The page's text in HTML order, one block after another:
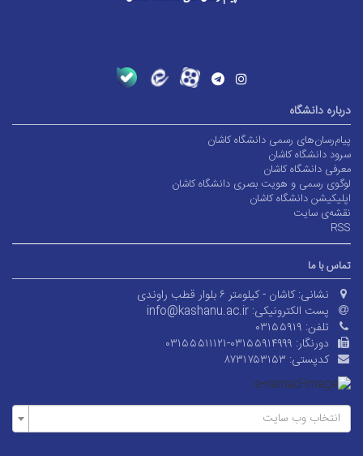
درباره دانشگاه
پیام‌رسان‌های رسمی دانشگاه کاشان
سرود دانشگاه کاشان
معرفی دانشگاه کاشان
لوگوی رسمی و هویت بصری دانشگاه کاشان
اپلیکیشن دانشگاه کاشان
نقشه‌ی سایت
RSS
تماس با ما
نشانی: کاشان - کیلومتر ۶ بلوار قطب راوندی
پست الکترونیکی: info@kashanu.ac.ir
تلفن: ۰۳۱۵۵۹۱۹
دورنگار: ۰۳۱۵۵۵۱۱۱۲۱-۰۳۱۵۵۹۱۴۹۹۹
کدپستی: ۸۷۳۱۷۵۳۱۵۳
انتخاب وب سایت